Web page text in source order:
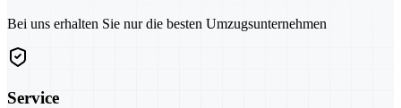
Bei uns erhalten Sie nur die besten Umzugsunternehmen
Service